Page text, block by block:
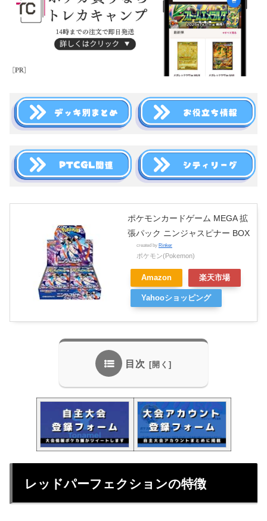
ポケモンカードゲーム MEGA 拡
張パック ニンジャスピナー BOX
created by Rinker
ポケモン(Pokemon)
Amazon 楽天市場
Yahooショッピング
目次
レッドパーフェクションの特徴